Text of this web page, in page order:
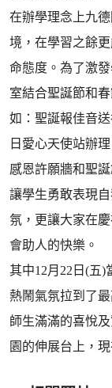
在辦學理念上九
境，在學習之餘
命態度。為了激
室結合聖誕節和
如：聖誕報佳音
日愛心天使站辦
感恩許願牆和聖
讓學生勇敢表現
氛，更讓大家在
會助人的快樂。
其中12月22日(五)
熱鬧氣氛拉到了
師生滿滿的喜悅
園的伸展台上，